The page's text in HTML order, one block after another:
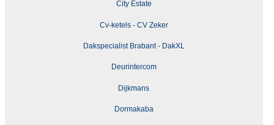
City Estate
Cv-ketels - CV Zeker
Dakspecialist Brabant - DakXL
Deurintercom
Dijkmans
Dormakaba